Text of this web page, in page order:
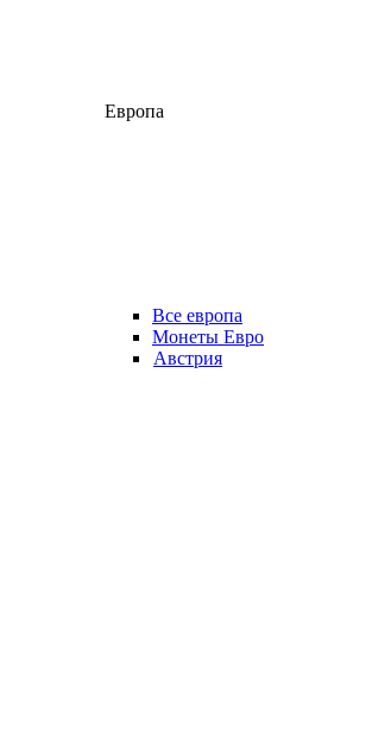
Европа
Все европа
Монеты Евро
Австрия